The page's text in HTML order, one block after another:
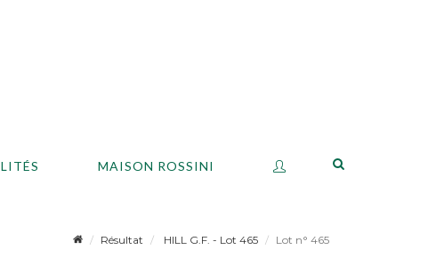
MAISON ROSSINI
Résultat HILL G.F. - Lot 465 Lot n° 465